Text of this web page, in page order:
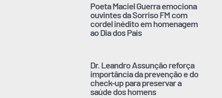
Poeta Maciel Guerra emociona
ouvintes da Sorriso FM com
cordel inédito em homenagem
ao Dia dos Pais
Dr. Leandro Assunção reforça
importância da prevenção e do
check-up para preservar a
saúde dos homens